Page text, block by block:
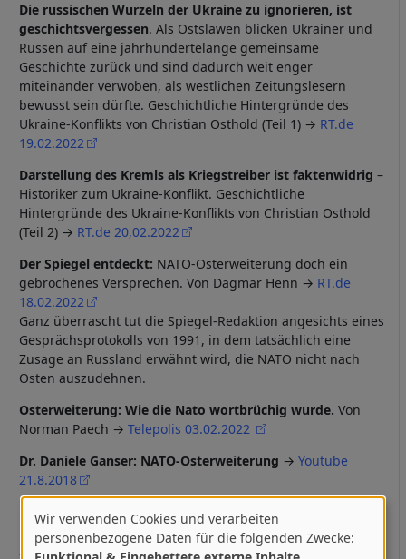
Die russischen Wurzeln der Ukraine zu ignorieren, ist
geschichtsvergessen. Als Ostslawen blicken Ukrainer und
Russen auf eine jahrhundertelange gemeinsame
Geschichte zurück und sind dadurch weit enger
miteinander verwoben, als westlichen Zeitungslesern
bewusst sein dürfte. Geschichtliche Hintergründe des
Ukraine-Konflikts von Christian Osthold (Teil 1) → RT.de
19.02.2022
Darstellung des Kremls als Kriegstreiber ist faktenwidrig –
Historiker zum Ukraine-Konflikt. Geschichtliche
Hintergründe des Ukraine-Konflikts von Christian Osthold
(Teil 2) → RT.de 20,02.2022
Der Spiegel entdeckt: NATO-Osterweiterung doch ein
gebrochenes Versprechen. Von Dagmar Henn → RT.de
18.02.2022
Ganz überrascht tut die Spiegel-Redaktion angesichts eines
Gesprächsprotokolls von 1991, in dem tatsächlich eine
Zusage an Russland erwähnt wird, die NATO nicht nach
Osten auszudehnen.
Osterweiterung: Wie die Nato wortbrüchig wurde. Von
Norman Paech → Telepolis 03.02.2022
Dr. Daniele Ganser: NATO-Osterweiterung → Youtube
21.8.2018
EINSCHÄTZUNGEN
Die Fortschritte eines imperialistischen
Verwendung
Wir verwenden Cookies und verarbeiten
personenbezogene Daten für die folgenden Zwecke: